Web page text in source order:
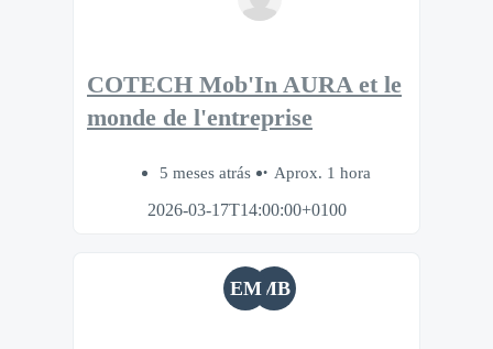
COTECH Mob'In AURA et le
monde de l'entreprise
5 meses atrás
Aprox. 1 hora
2026-03-17T14:00:00+0100
EMMB